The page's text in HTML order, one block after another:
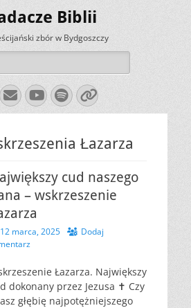
Biblii
zbór w Bydgoszczy
E-
mail
YouTube
Spotify
Link
Łazarza
cud naszego
– wskrzeszenie
12 marca, 2025
Dodaj
Łazarza. Największy
dokonany przez Jezusa ✝️ Czy
głębię najpotężniejszego